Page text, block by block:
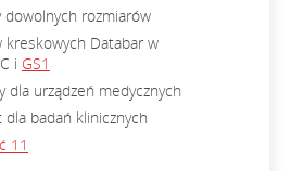
rozmiarów
kreskowych Databar w
i GS1
dla urządzeń medycznych
badań klinicznych
11